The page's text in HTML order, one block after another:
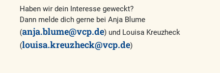
Haben wir dein Interesse geweckt?
Dann melde dich gerne bei Anja Blume
(anja.blume@vcp.de) und Louisa Kreuzheck
(louisa.kreuzheck@vcp.de)